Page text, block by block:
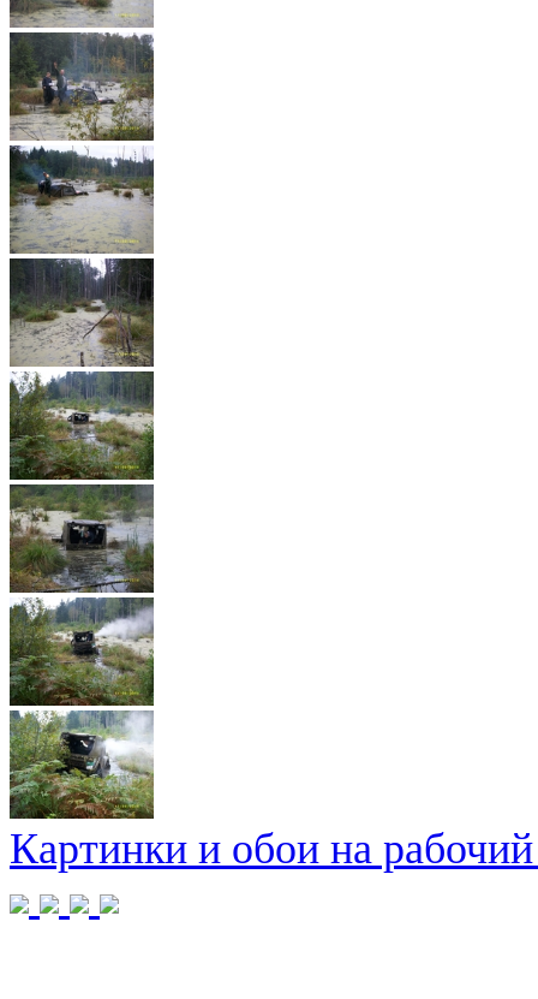
Картинки и обои на